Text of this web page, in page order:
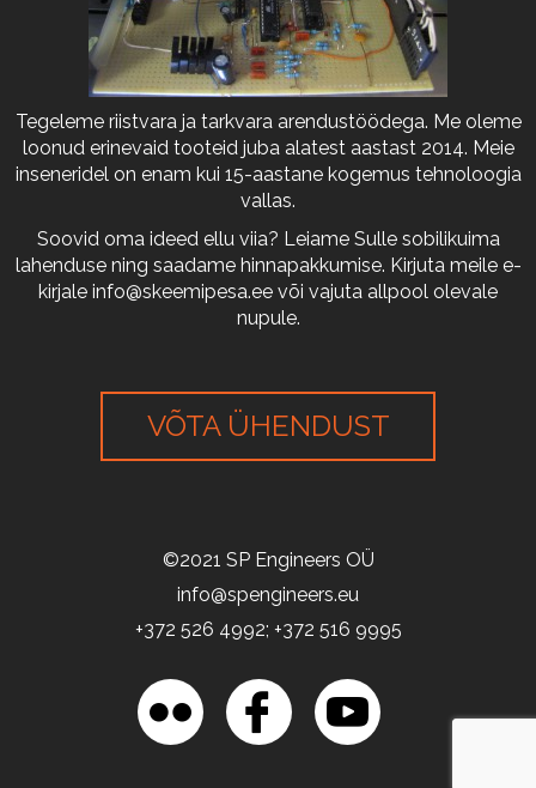
Tegeleme riistvara ja tarkvara arendustöödega. Me oleme
loonud erinevaid tooteid juba alatest aastast 2014. Meie
inseneridel on enam kui 15-aastane kogemus tehnoloogia
vallas.
Soovid oma ideed ellu viia? Leiame Sulle sobilikuima
lahenduse ning saadame hinnapakkumise. Kirjuta meile e-
kirjale info@skeemipesa.ee või vajuta allpool olevale
nupule.
VÕTA ÜHENDUST
©2021 SP Engineers OÜ
info@spengineers.eu
+372 526 4992; +372 516 9995